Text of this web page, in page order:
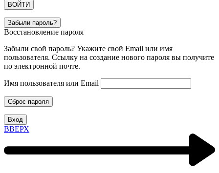
ВОЙТИ
Забыли пароль?
Восстановление пароля
Забыли свой пароль? Укажите свой Email или имя
пользователя. Ссылку на создание нового пароля вы получите
по электронной почте.
Имя пользователя или Email
Сброс пароля
Вход
ВВЕРХ